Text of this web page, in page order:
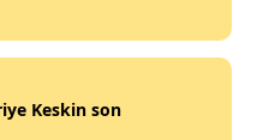
Samsun
Keskin son